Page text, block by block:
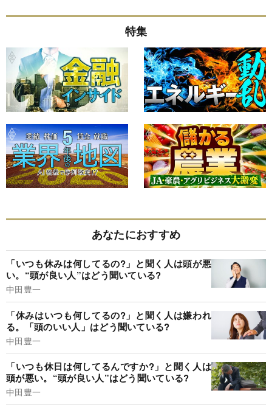
特集
あなたにおすすめ
「いつも休みは何してるの?」と聞く人は頭が悪
い。“頭が良い人”はどう聞いている?
中田豊一
「休みはいつも何してるの?」と聞く人は嫌われ
る。「頭のいい人」はどう聞いている?
中田豊一
「いつも休日は何してるんですか?」と聞く人は
頭が悪い。“頭が良い人”はどう聞いている?
中田豊一